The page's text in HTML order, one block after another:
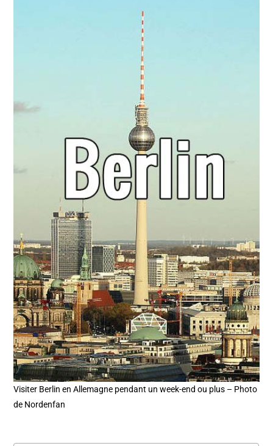
Visiter Berlin en Allemagne pendant un week-end ou plus – Photo
de Nordenfan